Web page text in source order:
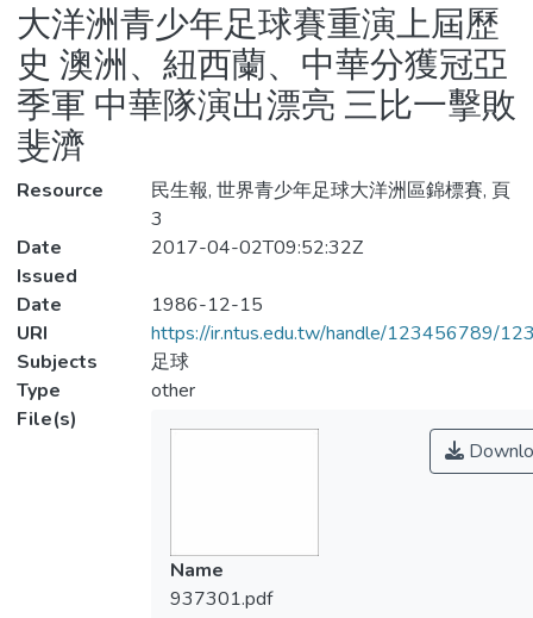
Statistics
大洋洲青少年足球賽重演上屆歷
史 澳洲、紐西蘭、中華分獲冠亞
季軍 中華隊演出漂亮 三比一擊敗
斐濟
Resource
民生報, 世界青少年足球大洋洲區錦標賽, 頁
3
Date
Issued
2017-04-02T09:52:32Z
Date
1986-12-15
URI
https://ir.ntus.edu.tw/handle/123456789/
Subjects
足球
Type
other
File(s)
Name
937301.pdf